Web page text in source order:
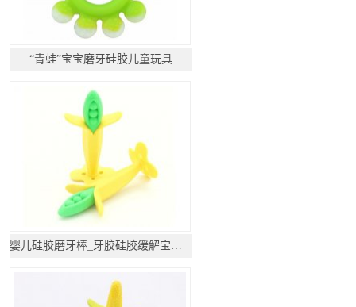
“青蛙”宝宝磨牙硅胶儿童玩具
婴儿硅胶磨牙棒_牙胶硅胶缓解宝宝出牙痛